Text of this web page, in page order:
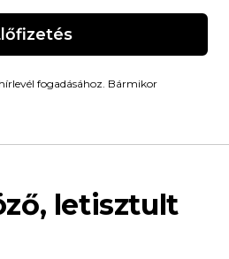
fogadásához. Bármikor
letisztult